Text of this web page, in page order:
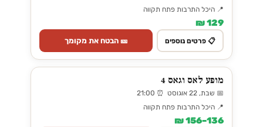
📍 היכל התרבות פתח תקווה
129 ₪
📋 פרטים נוספים 🎫 הבטח את מקומך
מופע לאס וגאס 4
📅 שבת, 22 אוגוסט ⏰ 21:00
📍 היכל התרבות פתח תקווה
136–156 ₪